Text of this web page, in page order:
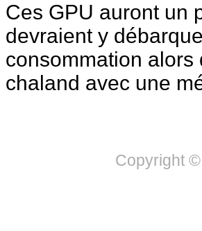
Ces GPU auront un
devraient y
consommation
chaland avec une
Copyright